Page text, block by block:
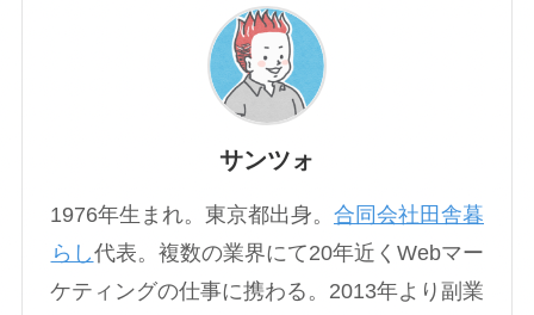
サンツォ
1976年生まれ。東京都出身。 合同会社田舎暮
らし代表。複数の業界にて20年近くWebマー
ケティングの仕事に携わる。2013年より副業